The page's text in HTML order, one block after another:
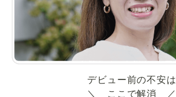
デビュー前の不安は
＼ ここで解消 ／